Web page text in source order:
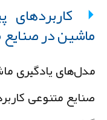
کاربردهای
در صنایع
یادگیری
متنوعی کاربرد